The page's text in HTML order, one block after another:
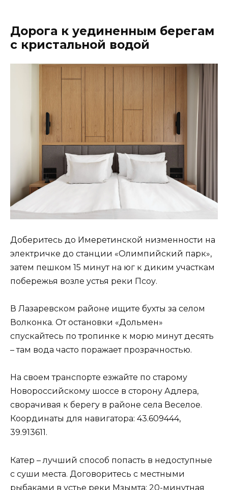
Дорога к уединенным берегам
с кристальной водой
Доберитесь до Имеретинской низменности на
электричке до станции «Олимпийский парк»,
затем пешком 15 минут на юг к диким участкам
побережья возле устья реки Псоу.
В Лазаревском районе ищите бухты за селом
Волконка. От остановки «Дольмен»
спускайтесь по тропинке к морю минут десять
– там вода часто поражает прозрачностью.
На своем транспорте езжайте по старому
Новороссийскому шоссе в сторону Адлера,
сворачивая к берегу в районе села Веселое.
Координаты для навигатора: 43.609444,
39.913611.
Катер – лучший способ попасть в недоступные
с суши места. Договоритесь с местными
рыбаками в устье реки Мзымта; 20-минутная